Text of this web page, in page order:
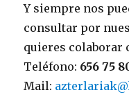
Y siempre nos
consultar por
quieres colaborar
Teléfono: 656 75
Mail: